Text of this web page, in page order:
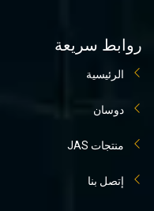
روابط سريعة
الرئيسية
دوسان
منتجات JAS
إتصل بنا